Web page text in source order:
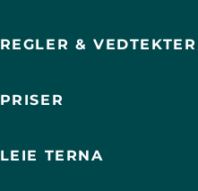
REGLER & VEDTEKTER
PRISER
LEIE TERNA